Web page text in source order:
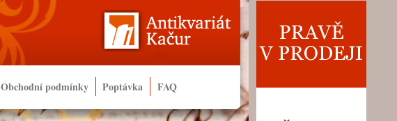
Obchodní podmínky Poptávka FAQ